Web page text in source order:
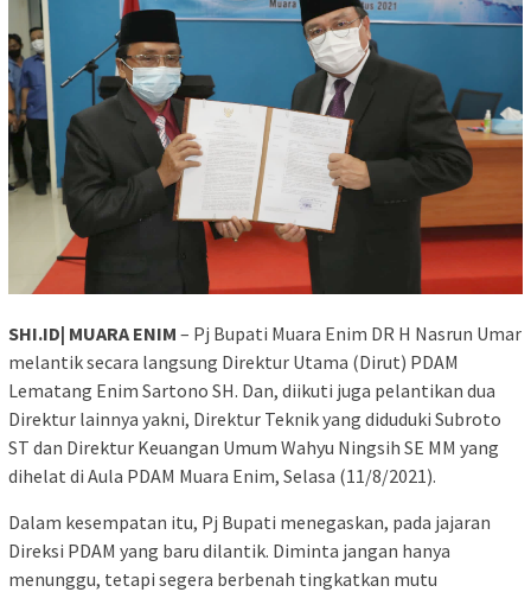
SHI.ID| MUARA ENIM – Pj Bupati Muara Enim DR H Nasrun Umar
melantik secara langsung Direktur Utama (Dirut) PDAM
Lematang Enim Sartono SH. Dan, diikuti juga pelantikan dua
Direktur lainnya yakni, Direktur Teknik yang diduduki Subroto
ST dan Direktur Keuangan Umum Wahyu Ningsih SE MM yang
dihelat di Aula PDAM Muara Enim, Selasa (11/8/2021).
Dalam kesempatan itu, Pj Bupati menegaskan, pada jajaran
Direksi PDAM yang baru dilantik. Diminta jangan hanya
menunggu, tetapi segera berbenah tingkatkan mutu